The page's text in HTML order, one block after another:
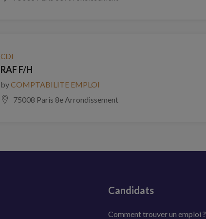
CDI
RAF F/H
byCOMPTABILITE EMPLOI
75008 Paris 8e Arrondissement
Candidats
Comment trouver un emploi ?